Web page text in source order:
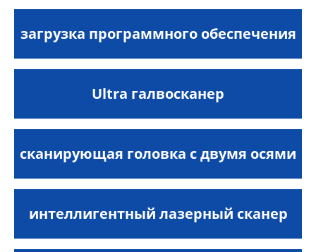
загрузка программного обеспечения
Ultra галвосканер
сканирующая головка с двумя осями
интеллигентный лазерный сканер